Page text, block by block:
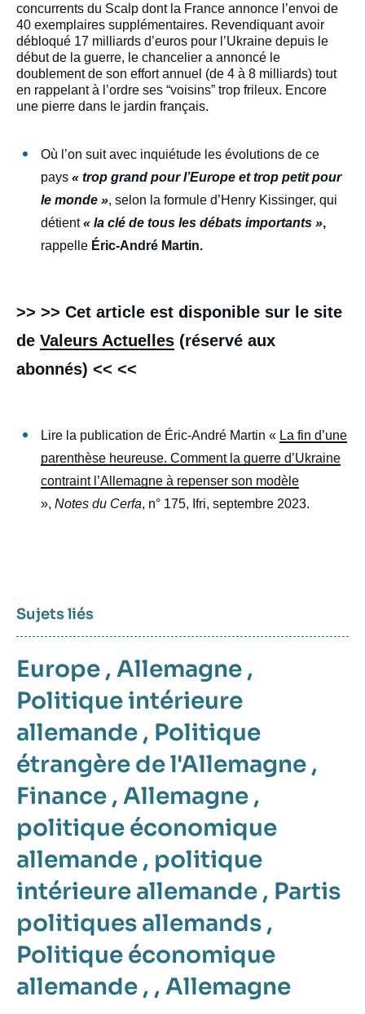
concurrents du Scalp dont la France annonce l’envoi de
40 exemplaires supplémentaires. Revendiquant avoir
débloqué 17 milliards d’euros pour l’Ukraine depuis le
début de la guerre, le chancelier a annoncé le
doublement de son effort annuel (de 4 à 8 milliards) tout
en rappelant à l’ordre ses “voisins” trop frileux. Encore
une pierre dans le jardin français.
Où l’on suit avec inquiétude les évolutions de ce
pays « trop grand pour l’Europe et trop petit pour
le monde », selon la formule d’Henry Kissinger, qui
détient« la clé de tous les débats importants »,
rappelle Éric-André Martin.
>> >> Cet article est disponible sur le site
de Valeurs Actuelles (réservé aux
abonnés) << <<
Lire la publication de Éric-André Martin « La fin d’une
parenthèse heureuse. Comment la guerre d’Ukraine
contraint l’Allemagne à repenser son modèle
», Notes du Cerfa, n° 175, Ifri, septembre 2023.
Sujets liés
Europe , Allemagne ,
Politique intérieure
allemande , Politique
étrangère de l'Allemagne ,
Finance , Allemagne ,
politique économique
allemande , politique
intérieure allemande , Partis
politiques allemands ,
Politique économique
allemande , , Allemagne